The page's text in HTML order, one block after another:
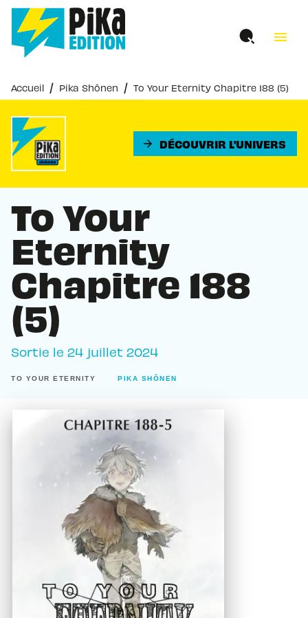
MENU RECHERCHE
PIED DE PAGE
menu
Accueil / Pika Shônen / To Your Eternity Chapitre 188 (5)
arrow_forward DÉCOUVRIR L'UNIVERS
To Your
Eternity
Chapitre 188
(5)
Sortie le 24 juillet 2024
TO YOUR ETERNITY PIKA SHÔNEN